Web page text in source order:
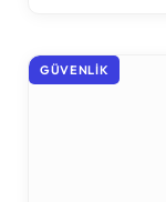
GÜVENLIK